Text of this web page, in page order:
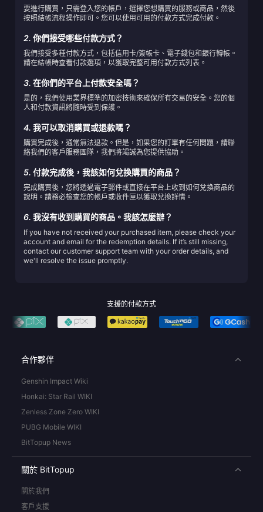
要進行購買，只需登入您的帳戶，選擇您想購買的服務或商品，然後
按照結帳流程操作即可。您可以使用可用的付款方式完成付款。
2. 你們接受哪些付款方式？
我們接受多種付款方式，包括信用卡/簽帳卡、電子錢包和銀行轉帳。
請在結帳時查看付款選項，以獲取完整可用付款方式列表。
3. 在你們的平台上付款安全嗎？
是的，我們使用業界標準的加密技術來確保所有交易的安全。您的個
人和付款資訊將隨時受到保護。
4. 我可以取消購買或退款嗎？
購買完成後，通常無法退款。但是，如果您的訂單有任何問題，請聯
絡我們的客戶服務團隊，我們將竭誠為您提供協助。
5. 付款完成後，我該如何兌換購買的商品？
完成購買後，您將透過電子郵件或直接在平台上收到如何兌換商品的
說明。請務必檢查您的帳戶或收件匣以獲取兌換詳情。
6. 我沒有收到購買的商品。我該怎麼辦？
If you have not received your purchased item, please check your
account and email for the redemption details. If it’s still missing,
contact our customer support team with your order details, and
we'll resolve the issue promptly.
支援的付款方式
合作夥伴
Genshin Impact Wiki
Honkai: Star Rail WIKI
Zenless Zone Zero WIKI
PUBG Mobile WIKI
BitTopup News
關於 BitTopup
關於我們
客戶支援